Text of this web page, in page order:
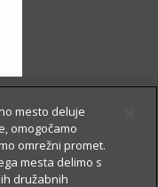
mesto deluje
omogočamo
omrežni promet.
mesta delimo s
družabnih